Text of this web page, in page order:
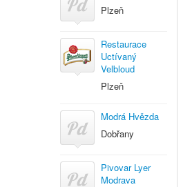
Plzeň
Restaurace
Uctívaný
Velbloud
Plzeň
Modrá Hvězda
Dobřany
Pivovar Lyer
Modrava